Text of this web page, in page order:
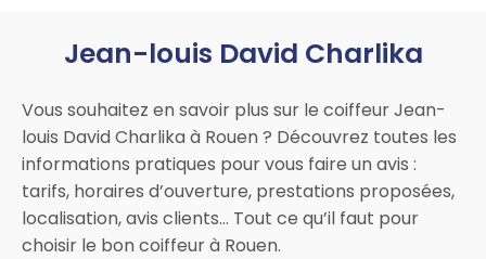
Jean-louis David Charlika
Vous souhaitez en savoir plus sur le coiffeur Jean-
louis David Charlika à Rouen ? Découvrez toutes les
informations pratiques pour vous faire un avis :
tarifs, horaires d’ouverture, prestations proposées,
localisation, avis clients… Tout ce qu’il faut pour
choisir le bon coiffeur à Rouen.